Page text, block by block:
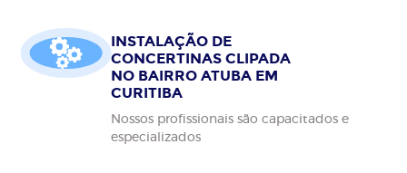
INSTALAÇÃO DE
CONCERTINAS CLIPADA
NO BAIRRO ATUBA EM
CURITIBA
Nossos profissionais são capacitados e
especializados